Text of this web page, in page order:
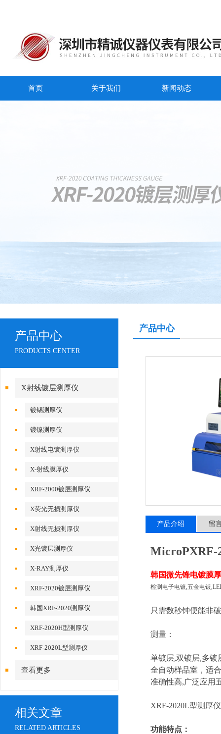
首页 关于我们 新闻动态
产品中心
PRODUCTS CENTER
X射线镀层测厚仪
镀锡测厚仪
镀镍测厚仪
X射线电镀测厚仪
X-射线膜厚仪
XRF-2000镀层测厚仪
X荧光无损测厚仪
X射线无损测厚仪
X光镀层测厚仪
X-RAY测厚仪
XRF-2020镀层测厚仪
韩国XRF-2020测厚仪
XRF-2020H型测厚仪
XRF-2020L型测厚仪
查看更多
相关文章
RELATED ARTICLES
产品中心
产品介绍 留
MicroPXRF-
韩国微先锋电镀膜
检测电子电镀,五金电镀
只需数秒钟便能非
测量：
单镀层,双镀层,多镀
全自动样品室，适
准确性高,广泛应用
XRF-2020L型测厚
功能特点：